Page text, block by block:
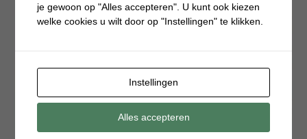
je gewoon op "Alles accepteren". U kunt ook kiezen
welke cookies u wilt door op "Instellingen" te klikken.
Instellingen
Alles accepteren